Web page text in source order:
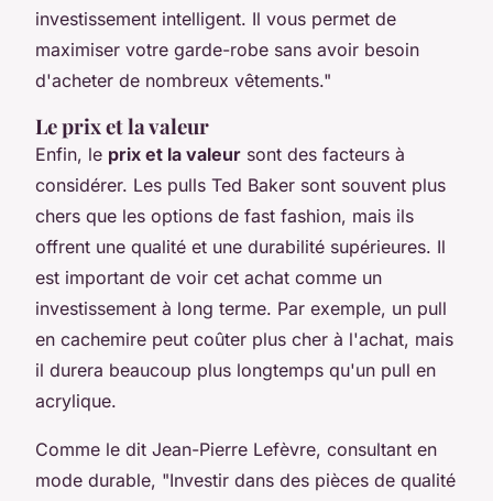
investissement intelligent. Il vous permet de
maximiser votre garde-robe sans avoir besoin
d'acheter de nombreux vêtements."
Le prix et la valeur
Enfin, le prix et la valeur sont des facteurs à
considérer. Les pulls Ted Baker sont souvent plus
chers que les options de fast fashion, mais ils
offrent une qualité et une durabilité supérieures. Il
est important de voir cet achat comme un
investissement à long terme. Par exemple, un pull
en cachemire peut coûter plus cher à l'achat, mais
il durera beaucoup plus longtemps qu'un pull en
acrylique.
Comme le dit Jean-Pierre Lefèvre, consultant en
mode durable, "Investir dans des pièces de qualité